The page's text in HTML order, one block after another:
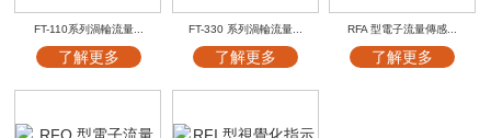
FT-110系列渦輪流量...
了解更多
FT-330 系列渦輪流量...
了解更多
RFA 型電子流量傳感...
了解更多